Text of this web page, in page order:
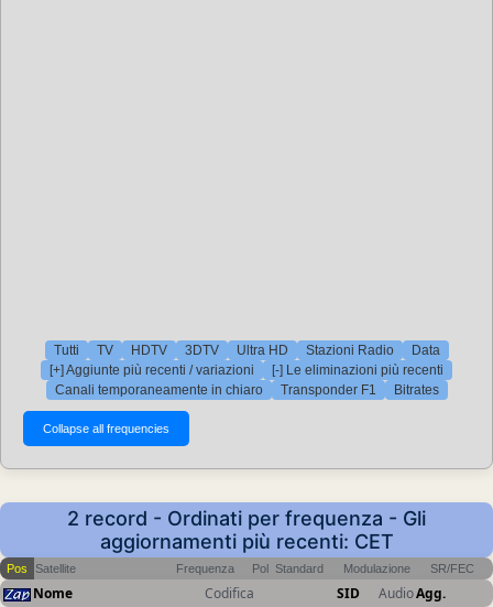
Tutti TV HDTV 3DTV Ultra HD Stazioni Radio
Data
[+] Aggiunte più recenti / variazioni
[-] Le eliminazioni più recenti
Canali temporaneamente in chiaro
Transponder F1 Bitrates
2 record - Ordinati per frequenza - Gli
aggiornamenti più recenti: CET
Pos Satellite Frequenza Pol Standard Modulazione SR/FEC
Nome Codifica SID AudioAgg.